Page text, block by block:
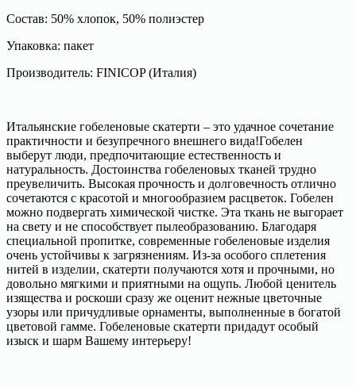
Состав: 50% хлопок, 50% полиэстер
Упаковка: пакет
Производитель: FINICOP (Италия)
Итальянские гобеленовые скатерти – это удачное сочетание
практичности и безупречного внешнего вида!Гобелен
выберут люди, предпочитающие естественность и
натуральность. Достоинства гобеленовых тканей трудно
преувеличить. Высокая прочность и долговечность отлично
сочетаются с красотой и многообразием расцветок. Гобелен
можно подвергать химической чистке. Эта ткань не выгорает
на свету и не способствует пылеобразованию. Благодаря
специальной пропитке, современные гобеленовые изделия
очень устойчивы к загрязнениям. Из-за особого сплетения
нитей в изделии, скатерти получаются хотя и прочными, но
довольно мягкими и приятными на ощупь. Любой ценитель
изящества и роскоши сразу же оценит нежные цветочные
узоры или причудливые орнаменты, выполненные в богатой
цветовой гамме. Гобеленовые скатерти придадут особый
изыск и шарм Вашему интерьеру!